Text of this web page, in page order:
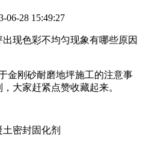
28 15:49:27
现色彩不均匀现象有哪些原因
金刚砂耐磨地坪施工的注意事
大家赶紧点赞收藏起来。